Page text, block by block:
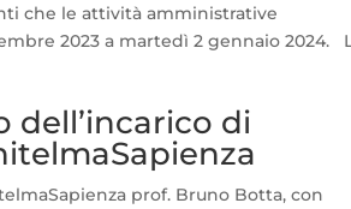
che le attività amministrative
2023 a martedì 2 gennaio 2024.
dell’incarico di
prof. Bruno Botta, con